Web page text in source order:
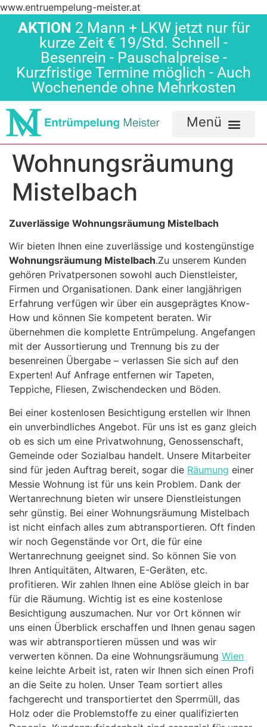
www.entruempelung-meister.at
AKTION 2 Mann + LKW jetzt nur für
kurze Zeit € 19/Std. Schnell -
Besenrein - Pauschalpreise -
Kurzfristige Termine möglich - Auch
Wochenende ohne Mehrkosten
Wohnungsräumung
Mistelbach
Zuverlässige Wohnungsräumung Mistelbach
Wir bieten Ihnen eine zuverlässige und kostengünstige
Wohnungsräumung Mistelbach.Zu unserem Kunden
gehören Privatpersonen sowohl auch Dienstleister,
Firmen und Organisationen. Dank einer langjährigen
Erfahrung verfügen wir über ein ausgeprägtes Know-
How und können Sie kompetent beraten. Wir
übernehmen die komplette Entrümpelung. Angefangen
mit der Aussortierung und Trennung bis zu der
besenreinen Übergabe – verlassen Sie sich auf den
Experten! Auf Anfrage entfernen wir Tapeten,
Teppiche, Fliesen, Zwischendecken und Böden.
Bei einer kostenlosen Besichtigung erstellen wir Ihnen
ein unverbindliches Angebot. Für uns ist es ganz gleich
ob es sich um eine Privatwohnung, Genossenschaft,
Gemeinde oder Sozialbau handelt. Unsere Mitarbeiter
sind für jeden Auftrag bereit, sogar die Räumung einer
Messie Wohnung ist für uns kein Problem. Dank der
Wertanrechnung bieten wir unsere Dienstleistungen
sehr günstig. Bei einer Wohnungsräumung Mistelbach
ist nicht einfach alles zum abtransportieren. Oft finden
wir noch Gegenstände vor Ort, die für eine
Wertanrechnung geeignet sind. So können Sie von
Ihren Antiquitäten, Altwaren, E-Geräten, etc.
profitieren. Wir zahlen Ihnen eine Ablöse gleich in bar
für die Räumung. Wichtig ist es eine kostenlose
Besichtigung auszumachen. Nur vor Ort können wir
uns einen Überblick erschaffen und Ihnen genau sagen
was wir abtransportieren müssen und was wir
verwerten können. Da eine Wohnungsräumung Wien
keine leichte Arbeit ist, raten wir Ihnen sich einen Profi
an die Seite zu holen. Unser Team sortiert alles
fachgerecht und transportiertet den Sperrmüll, das
Holz oder die Problemstoffe zu einer qualifizierten